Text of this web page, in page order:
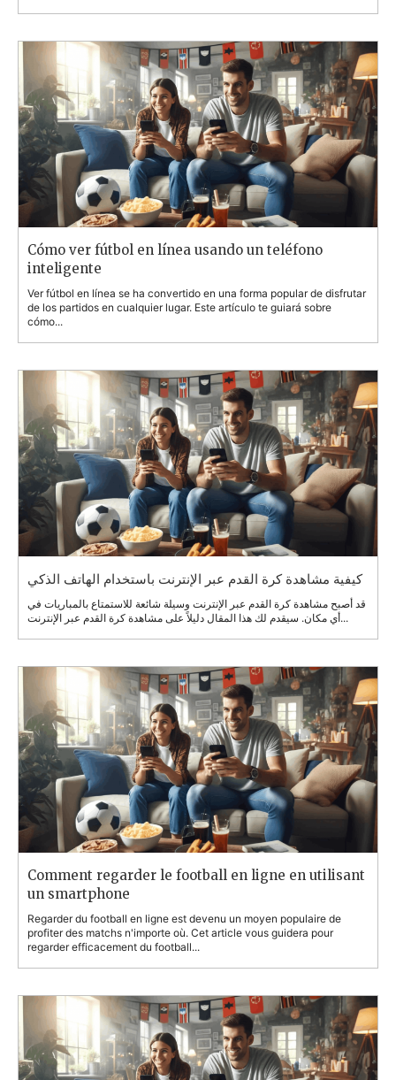
Cómo ver fútbol en línea usando un teléfono
inteligente
Ver fútbol en línea se ha convertido en una forma popular de disfrutar
de los partidos en cualquier lugar. Este artículo te guiará sobre
cómo...
كيفية مشاهدة كرة القدم عبر الإنترنت باستخدام الهاتف الذكي
قد أصبح مشاهدة كرة القدم عبر الإنترنت وسيلة شائعة للاستمتاع بالمباريات في
أي مكان. سيقدم لك هذا المقال دليلاً على مشاهدة كرة القدم عبر الإنترنت...
Comment regarder le football en ligne en utilisant
un smartphone
Regarder du football en ligne est devenu un moyen populaire de
profiter des matchs n'importe où. Cet article vous guidera pour
regarder efficacement du football...